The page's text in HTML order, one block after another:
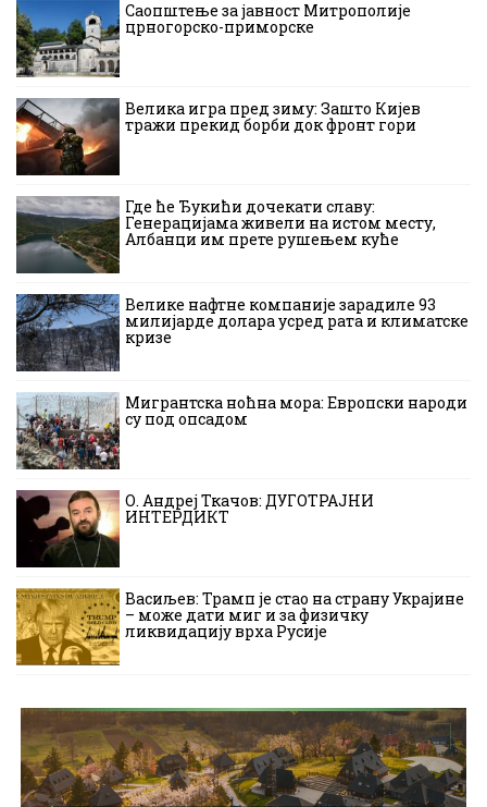
Саопштење за јавност Митрополије
црногорско-приморске
Велика игра пред зиму: Зашто Кијев
тражи прекид борби док фронт гори
Где ће Ђукићи дочекати славу:
Генерацијама живели на истом месту,
Албанци им прете рушењем куће
Велике нафтне компаније зарадиле 93
милијарде долара усред рата и климатске
кризе
Мигрантска ноћна мора: Европски народи
су под опсадом
О. Андреј Ткачов: ДУГОТРАЈНИ
ИНТЕРДИКТ
Васиљев: Трамп је стао на страну Украјине
– може дати миг и за физичку
ликвидацију врха Русије